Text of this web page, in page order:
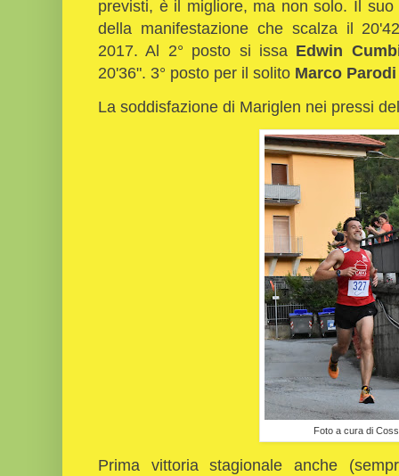
previsti, è il migliore, ma non solo. Il
della manifestazione che scalza il
2017. Al 2° posto si issa Edwin
20'36". 3° posto per il solito Marco Parodi
La soddisfazione di Mariglen nei pressi
Foto a cura di
Prima vittoria stagionale anche